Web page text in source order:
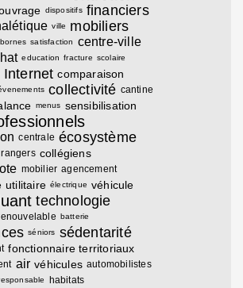
dispositifs financiers
ville
mobiliers
bornes satisfaction
centre-ville
education fracture scolaire
Internet comparaison
collectivité cantine
menus sensibilisation
centrale écosystème
collégiens
mobilier agencement
utilitaire électrique véhicule
technologie
batterie
séniors sédentarité
fonctionnaire territoriaux
air véhicules automobilistes
habitats